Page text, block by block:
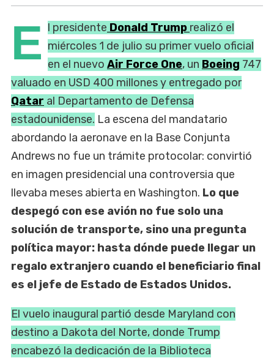
E l presidente Donald Trump realizó el
miércoles 1 de julio su primer vuelo oficial
en el nuevo Air Force One, un Boeing 747
valuado en USD 400 millones y entregado por
Qatar al Departamento de Defensa
estadounidense. La escena del mandatario
abordando la aeronave en la Base Conjunta
Andrews no fue un trámite protocolar: convirtió
en imagen presidencial una controversia que
llevaba meses abierta en Washington. Lo que
despegó con ese avión no fue solo una
solución de transporte, sino una pregunta
política mayor: hasta dónde puede llegar un
regalo extranjero cuando el beneficiario final
es el jefe de Estado de Estados Unidos.
El vuelo inaugural partió desde Maryland con
destino a Dakota del Norte, donde Trump
encabezó la dedicación de la Biblioteca